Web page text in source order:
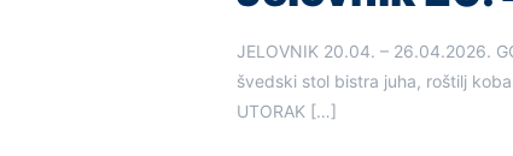
JELOVNIK 20.04. – 26.04.2026.
švedski stol bistra juha, roštilj
UTORAK […]